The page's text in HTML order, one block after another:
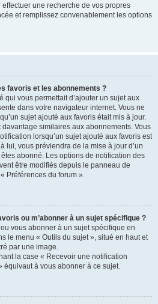
une recherche de vos propres
et remplissez convenablement les options
favoris et les abonnements ?
qui vous permettait d’ajouter un sujet aux
dans votre navigateur internet. Vous ne
sujet ajouté aux favoris était mis à jour.
davantage similaires aux abonnements. Vous
lorsqu’un sujet ajouté aux favoris est
lui, vous préviendra de la mise à jour d’un
abonné. Les options de notification des
être modifiés depuis le panneau de
Préférences du forum ».
ou m’abonner à un sujet spécifique ?
vous abonner à un sujet spécifique en
le menu « Outils du sujet », situé en haut et
par une image.
la case « Recevoir une notification
équivaut à vous abonner à ce sujet.